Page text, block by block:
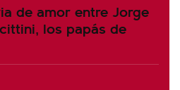
de amor entre Jorge
los papás de